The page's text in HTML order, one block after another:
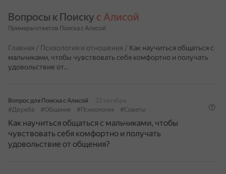
Вопросы к Поиску с Алисой
Примеры ответов Поиска с Алисой
Главная / Психология и отношения / Как научиться общаться с
мальчиками, чтобы чувствовать себя комфортно и получать
удовольствие от…
Вопрос для Поиска с Алисой
22 октября
#Дружба
#Общение #Психология #Советы
Как научиться общаться с мальчиками, чтобы
чувствовать себя комфортно и получать
удовольствие от общения?